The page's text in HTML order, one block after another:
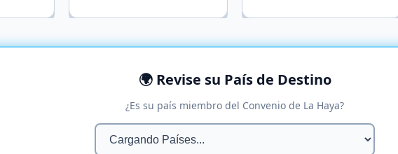
🌍 Revise su País de Destino
¿Es su país miembro del Convenio de La Haya?